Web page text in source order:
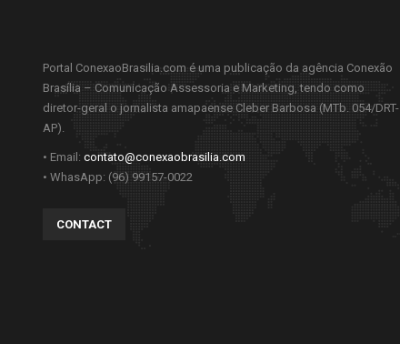
Portal ConexaoBrasilia.com é uma publicação da agência Conexão
Brasília – Comunicação Assessoria e Marketing, tendo como
diretor-geral o jornalista amapaense Cleber Barbosa (MTb. 054/DRT-
AP).
• Email: contato@conexaobrasilia.com
• WhasApp: (96) 99157-0022
CONTACT